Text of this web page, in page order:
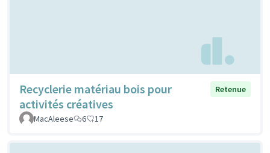
Recyclerie matériau bois pour
activités créatives
Retenue
MacAleese 6 17